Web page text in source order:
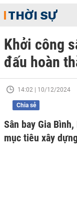
THỜI SỰ
Khởi công
đấu hoàn
14:02 | 10/12/2024
Chia sẻ
Sân bay Gia
mục tiêu xây